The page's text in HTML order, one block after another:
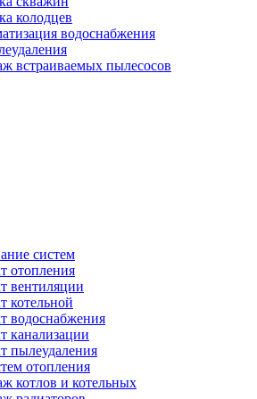
колодцев
водоснабжения
встраиваемых пылесосов
систем
отопления
вентиляции
котельной
водоснабжения
канализации
пылеудаления
отопления
котлов и котельных